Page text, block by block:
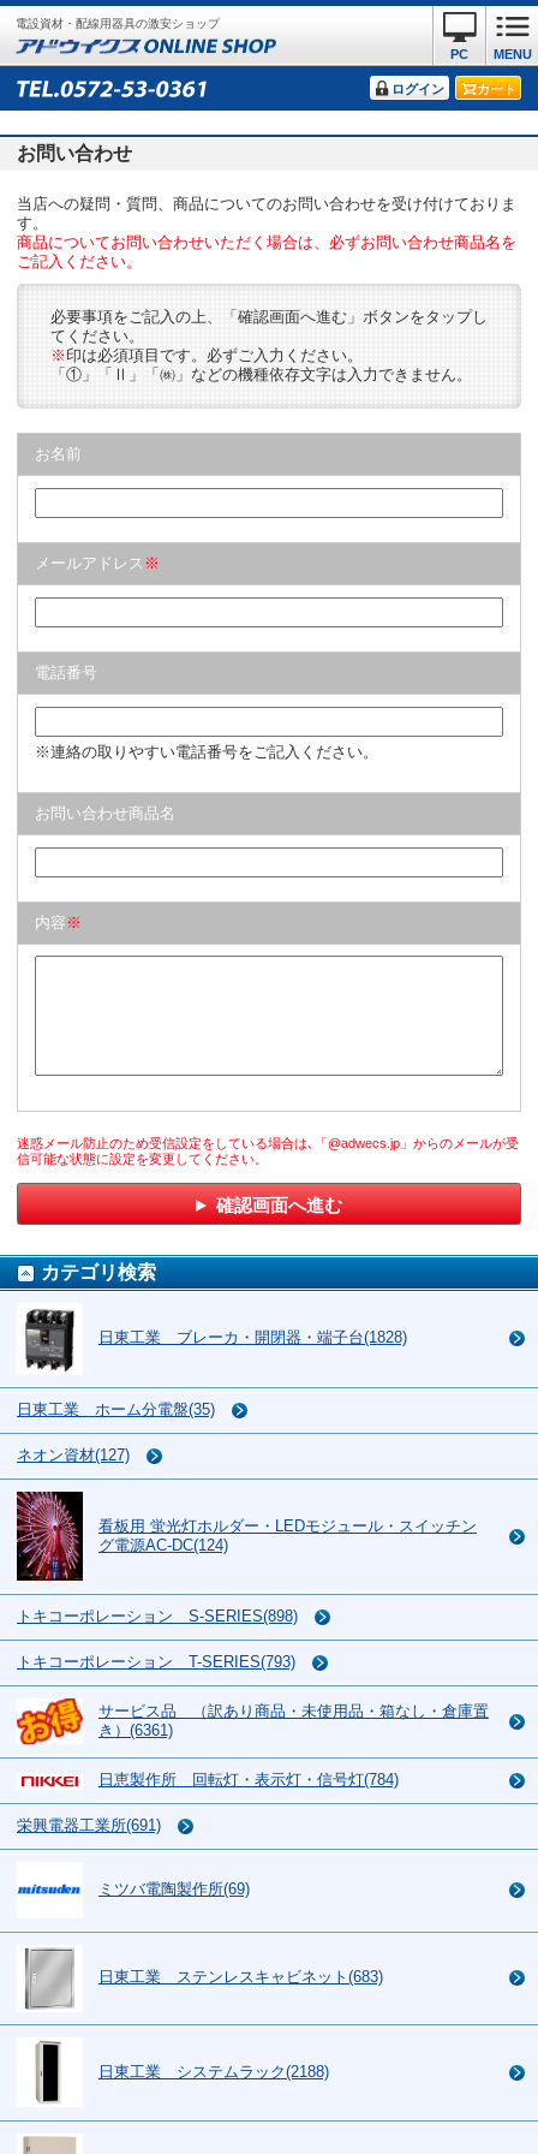
電設資材・配線用器具の激安ショップ
MENU
PC
ログイン カート
お問い合わせ
当店への疑問・質問、商品についてのお問い合わせを受け付けておりま
す。
商品についてお問い合わせいただく場合は、必ずお問い合わせ商品名を
ご記入ください。
必要事項をご記入の上、「確認画面へ進む」ボタンをタップし
てください。
※ 印は必須項目です。必ずご入力ください。
「①」「Ⅱ」「㈱」などの機種依存文字は入力できません。
お名前
メールアドレス ※
電話番号
※連絡の取りやすい電話番号をご記入ください。
お問い合わせ商品名
内容 ※
迷惑メール防止のため受信設定をしている場合は､「@adwecs.jp」からのメールが受
信可能な状態に設定を変更してください。
確認画面へ進む
カテゴリ検索
日東工業 ブレーカ・開閉器・端子台(1828)
日東工業 ホーム分電盤(35)
ネオン資材(127)
看板用 蛍光灯ホルダー・LEDモジュール・スイッチン
グ電源AC-DC(124)
トキコーポレーション S-SERIES(898)
トキコーポレーション T-SERIES(793)
サービス品 （訳あり商品・未使用品・箱なし・倉庫置
き）(6361)
日恵製作所 回転灯・表示灯・信号灯(784)
栄興電器工業所(691)
ミツバ電陶製作所(69)
日東工業 ステンレスキャビネット(683)
日東工業 システムラック(2188)